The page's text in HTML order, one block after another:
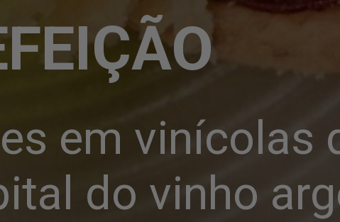
em vinícolas
do vinho